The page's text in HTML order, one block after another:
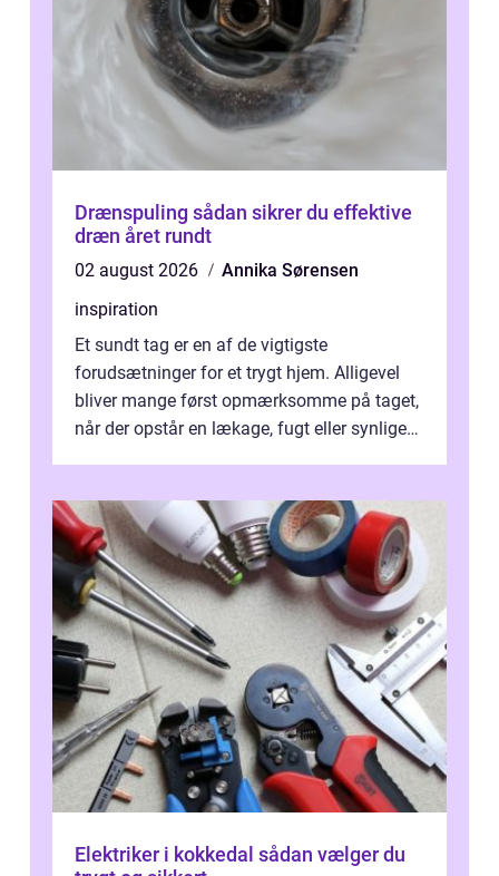
Drænspuling sådan sikrer du effektive
dræn året rundt
02 august 2026
Annika Sørensen
inspiration
Et sundt tag er en af de vigtigste
forudsætninger for et trygt hjem. Alligevel
bliver mange først opmærksomme på taget,
når der opstår en lækage, fugt eller synlige
Elektriker i kokkedal sådan vælger du